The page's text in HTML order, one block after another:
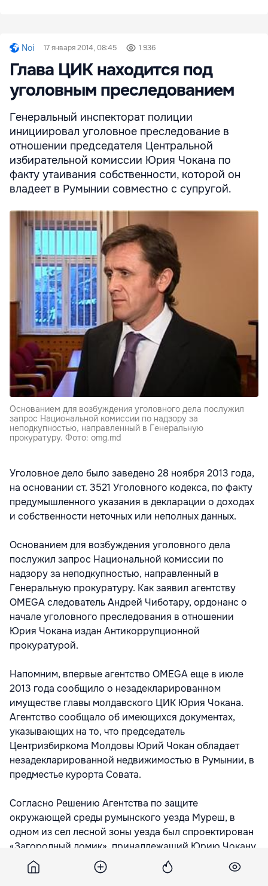
Noi 17 января 2014, 08:45 1 936
Глава ЦИК находится под
уголовным преследованием
Генеральный инспекторат полиции
инициировал уголовное преследование в
отношении председателя Центральной
избирательной комиссии Юрия Чокана по
факту утаивания собственности, которой он
владеет в Румынии совместно с супругой.
Основанием для возбуждения уголовного дела послужил
запрос Национальной комиссии по надзору за
неподкупностью, направленный в Генеральную
прокуратуру. Фото: omg.md
Уголовное дело было заведено 28 ноября 2013 года,
на основании ст. 3521 Уголовного кодекса, по факту
предумышленного указания в декларации о доходах
и собственности неточных или неполных данных.
Основанием для возбуждения уголовного дела
послужил запрос Национальной комиссии по
надзору за неподкупностью, направленный в
Генеральную прокуратуру. Как заявил агентству
OMEGA следователь Андрей Чиботару, ордонанс о
начале уголовного преследования в отношении
Юрия Чокана издан Антикоррупционной
прокуратурой.
Напомним, впервые агентство OMEGA еще в июле
2013 года сообщило о незадекларированном
имуществе главы молдавского ЦИК Юрия Чокана.
Агентство сообщало об имеющихся документах,
указывающих на то, что председатель
Центризбиркома Молдовы Юрий Чокан обладает
незадекларированной недвижимостью в Румынии, в
предместье курорта Совата.
Согласно Решению Агентства по защите
окружающей среды румынского уезда Муреш, в
одном из сел лесной зоны уезда был спроектирован
«Загородный домик», принадлежащий Юрию Чокану
и его супруге – Элеоноре Мариан. Указанная
недвижимость не фигурирует ни в одной декларации